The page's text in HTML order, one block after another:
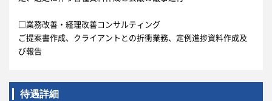
□業務改善・経理改善コンサルティング
ご提案書作成、クライアントとの折衝業務、定例進捗資料作成及
び報告
待遇詳細